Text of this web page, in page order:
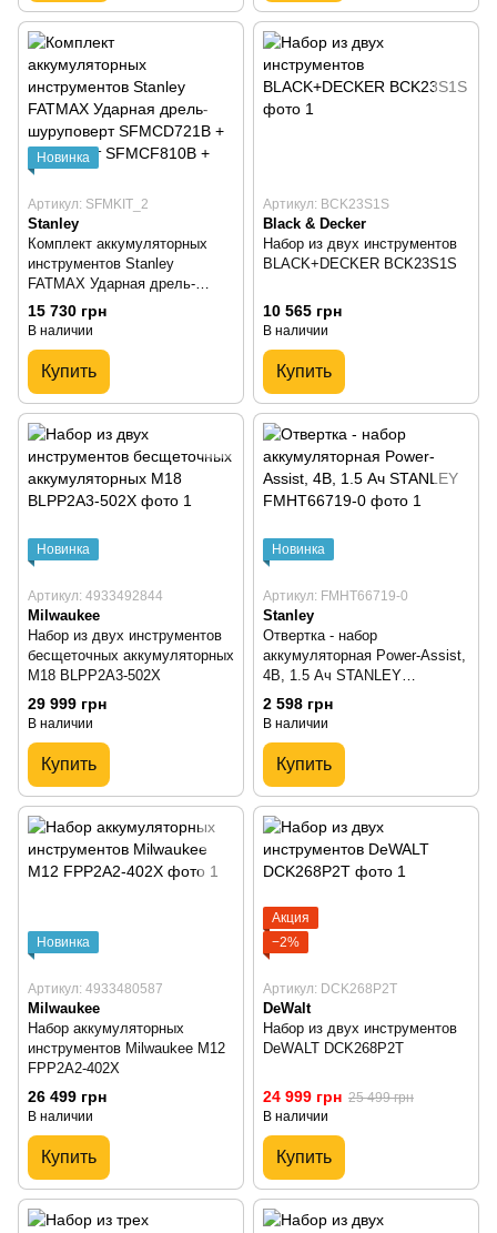
Новинка
Артикул: SFMKIT_2
Stanley
Комплект аккумуляторных
инструментов Stanley
FATMAX Ударная дрель-
шуруповерт SFMCD721B +
Гайковерт SFMCF810B +
SFMCB12D2(SFMKIT_2)
15 730 грн
В наличии
Купить
Артикул: BCK23S1S
Black & Decker
Набор из двух инструментов
BLACK+DECKER BCK23S1S
10 565 грн
В наличии
Купить
Новинка
Артикул: 4933492844
Milwaukee
Набор из двух инструментов
бесщеточных аккумуляторных
M18 BLPP2A3-502X
29 999 грн
В наличии
Купить
Новинка
Артикул: FMHT66719-0
Stanley
Отвертка - набор
аккумуляторная Power-Assist,
4В, 1.5 Ач STANLEY
FMHT66719-0
2 598 грн
В наличии
Купить
Новинка
Артикул: 4933480587
Milwaukee
Набор аккумуляторных
инструментов Milwaukee M12
FPP2A2-402X
26 499 грн
В наличии
Купить
Акция
−2%
Артикул: DCK268P2T
DeWalt
Набор из двух инструментов
DeWALT DCK268P2T
24 999 грн 25 499 грн
В наличии
Купить